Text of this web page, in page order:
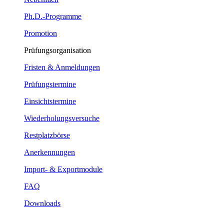
Ph.D.-Programme
Promotion
Prüfungsorganisation
Fristen & Anmeldungen
Prüfungstermine
Einsichtstermine
Wiederholungsversuche
Restplatzbörse
Anerkennungen
Import- & Exportmodule
FAQ
Downloads